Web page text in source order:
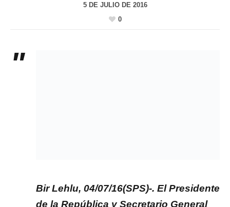
5 DE JULIO DE 2016
0
Bir Lehlu, 04/07/16(SPS)-. El Presidente
de la República y Secretario General